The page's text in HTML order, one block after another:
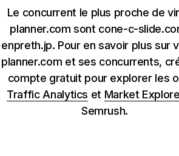
Le concurrent le plus proche de
planner.com sont cone-c-
enpreth.jp. Pour en savoir plus sur
planner.com et ses concurrents,
compte gratuit pour explorer les
Traffic Analytics et Market
Semrush.